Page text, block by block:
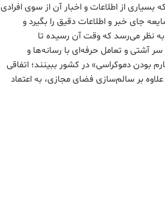
بسیاری از اطلاعات و اخبار آن از سوی افرادی
جای خبر و اطلاعات دقیق را بگیرد و
نظر می‌رسد که وقت آن رسیده تا
آشتی و تعامل حرفه‌ای با رسانه‌ها و
بودن دموکراسی» در کشور ببینند؛ اتفاقی
بر سالم‌سازی فضای مجازی، به اعتماد